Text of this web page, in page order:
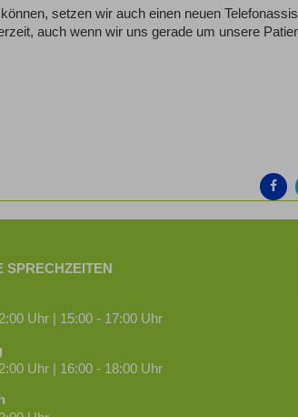
setzen wir auch einen neuen
auch wenn wir uns gerade um unsere
SPRECHZEITEN
Uhr | 15:00 - 17:00 Uhr
Uhr | 16:00 - 18:00 Uhr